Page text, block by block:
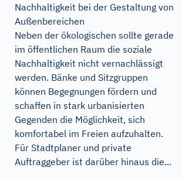
Nachhaltigkeit bei der Gestaltung von
Außenbereichen
Neben der ökologischen sollte gerade
im öffentlichen Raum die soziale
Nachhaltigkeit nicht vernachlässigt
werden. Bänke und Sitzgruppen
können Begegnungen fördern und
schaffen in stark urbanisierten
Gegenden die Möglichkeit, sich
komfortabel im Freien aufzuhalten.
Für Stadtplaner und private
Auftraggeber ist darüber hinaus die...